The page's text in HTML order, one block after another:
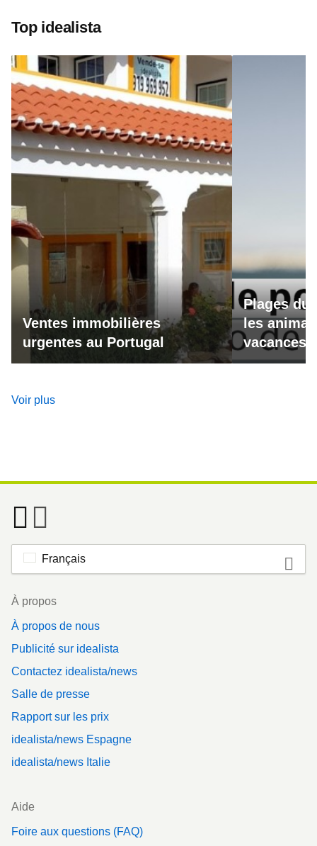
Top idealista
Ventes immobilières
urgentes au Portugal
Plages du
les
vacances
Voir plus
Français
Footer
À propos
À propos de nous
Publicité sur idealista
Contactez idealista/news
Salle de presse
Rapport sur les prix
idealista/news Espagne
idealista/news Italie
Aide
Foire aux questions (FAQ)